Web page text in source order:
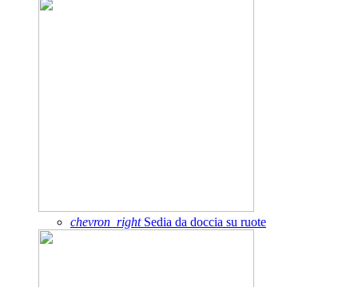
chevron_rightSedia da doccia su ruote